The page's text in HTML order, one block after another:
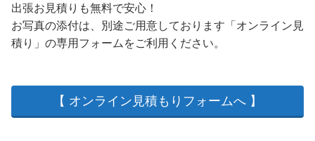
出張お見積りも無料で安心！
お写真の添付は、別途ご用意しております「オンライン見
積り」の専用フォームをご利用ください。
【 オンライン見積もりフォームへ 】